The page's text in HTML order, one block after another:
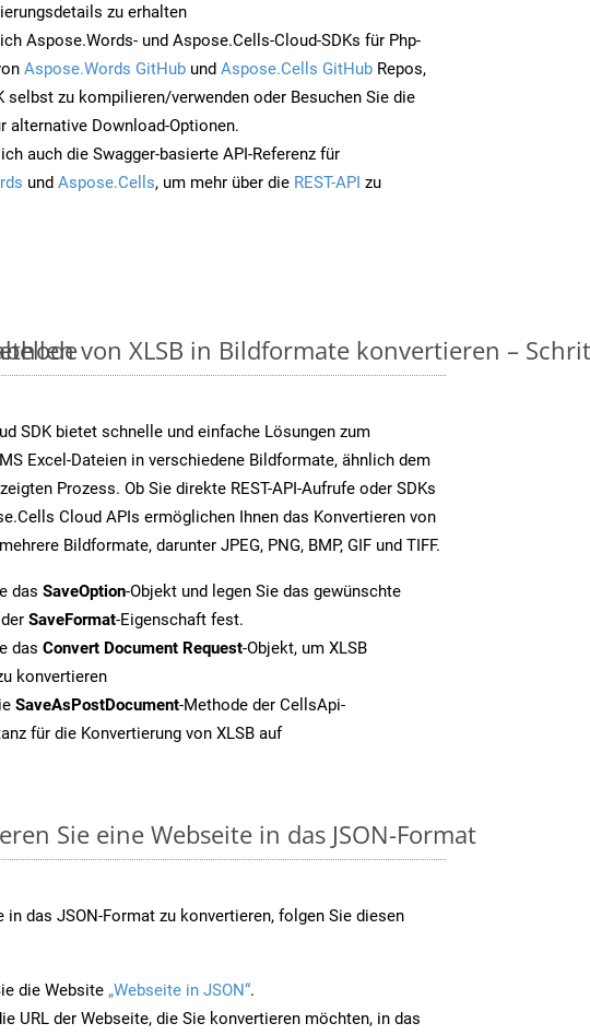
zu erhalten
Aspose.Words- und Aspose.Cells-Cloud-SDKs für Php-
Aspose.Words GitHub und Aspose.Cells GitHub Repos,
selbst zu kompilieren/verwenden oder Besuchen Sie die
alternative Download-Optionen.
auch die Swagger-basierte API-Referenz für
und Aspose.Cells, um mehr über die REST-API zu
von XLSB in Bildformate konvertieren –
SDK bietet schnelle und einfache Lösungen zum
Excel-Dateien in verschiedene Bildformate, ähnlich dem
Prozess. Ob Sie direkte REST-API-Aufrufe oder SDKs
Cloud APIs ermöglichen Ihnen das Konvertieren von
Bildformate, darunter JPEG, PNG, BMP, GIF und TIFF.
das SaveOption-Objekt und legen Sie das gewünschte
SaveFormat-Eigenschaft fest.
das Convert Document Request-Objekt, um XLSB
konvertieren
SaveAsPostDocument-Methode der CellsApi-
für die Konvertierung von XLSB auf
Sie eine Webseite in das JSON-Format
in das JSON-Format zu konvertieren, folgen Sie diesen
die Website „Webseite in JSON“.
URL der Webseite, die Sie konvertieren möchten, in das